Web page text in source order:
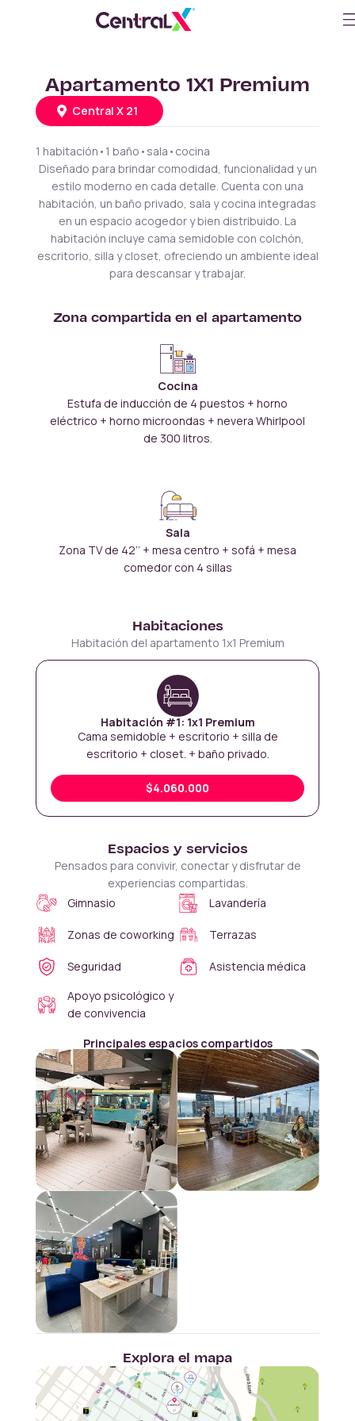
Apartamento 1X1 Premium
Central X 21
1 habitación • 1 baño • sala • cocina
Diseñado para brindar comodidad, funcionalidad y un
estilo moderno en cada detalle. Cuenta con una
habitación, un baño privado, sala y cocina integradas
en un espacio acogedor y bien distribuido. La
habitación incluye cama semidoble con colchón,
escritorio, silla y closet, ofreciendo un ambiente ideal
para descansar y trabajar.
Zona compartida en el apartamento
Cocina
Estufa de inducción de 4 puestos + horno
eléctrico + horno microondas + nevera Whirlpool
de 300 litros.
Sala
Zona TV de 42’’ + mesa centro + sofá + mesa
comedor con 4 sillas
Habitaciones
Habitación del apartamento 1x1 Premium
Habitación #1: 1x1 Premium
Cama semidoble + escritorio + silla de
escritorio + closet. + baño privado.
$4.060.000
Espacios y servicios
Pensados para convivir, conectar y disfrutar de
experiencias compartidas.
Gimnasio
Zonas de coworking
Seguridad
Apoyo psicológico y
de convivencia
Lavandería
Terrazas
Asistencia médica
Principales espacios compartidos
Explora el mapa